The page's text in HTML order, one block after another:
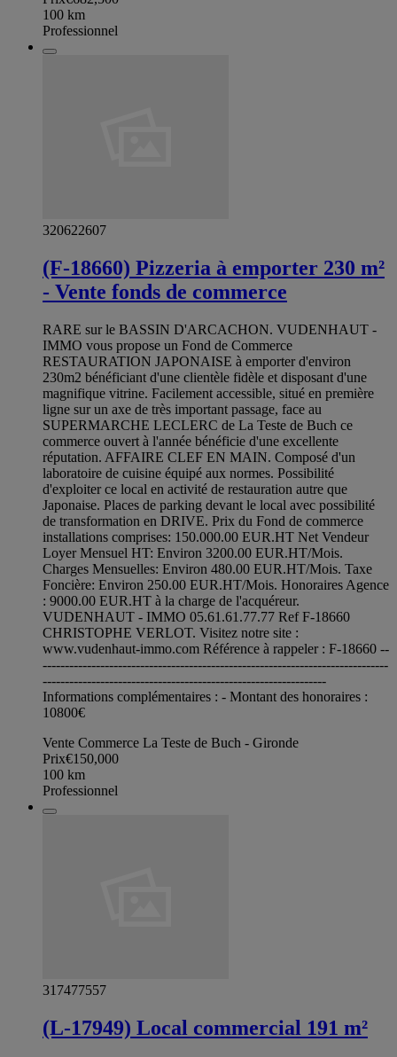
100 km
Professionnel
320622607
(F-18660) Pizzeria à emporter 230 m²
- Vente fonds de commerce
RARE sur le BASSIN D'ARCACHON. VUDENHAUT -
IMMO vous propose un Fond de Commerce
RESTAURATION JAPONAISE à emporter d'environ
230m2 bénéficiant d'une clientèle fidèle et disposant d'une
magnifique vitrine. Facilement accessible, situé en première
ligne sur un axe de très important passage, face au
SUPERMARCHE LECLERC de La Teste de Buch ce
commerce ouvert à l'année bénéficie d'une excellente
réputation. AFFAIRE CLEF EN MAIN. Composé d'un
laboratoire de cuisine équipé aux normes. Possibilité
d'exploiter ce local en activité de restauration autre que
Japonaise. Places de parking devant le local avec possibilité
de transformation en DRIVE. Prix du Fond de commerce
installations comprises: 150.000.00 EUR.HT Net Vendeur
Loyer Mensuel HT: Environ 3200.00 EUR.HT/Mois.
Charges Mensuelles: Environ 480.00 EUR.HT/Mois. Taxe
Foncière: Environ 250.00 EUR.HT/Mois. Honoraires Agence
: 9000.00 EUR.HT à la charge de l'acquéreur.
VUDENHAUT - IMMO 05.61.61.77.77 Ref F-18660
CHRISTOPHE VERLOT. Visitez notre site :
www.vudenhaut-immo.com Référence à rappeler : F-18660 --
------------------------------------------------------------------------------
----------------------------------------------------------------
Informations complémentaires : - Montant des honoraires :
10800€
Vente Commerce La Teste de Buch - Gironde
Prix€150,000
100 km
Professionnel
317477557
(L-17949) Local commercial 191 m²